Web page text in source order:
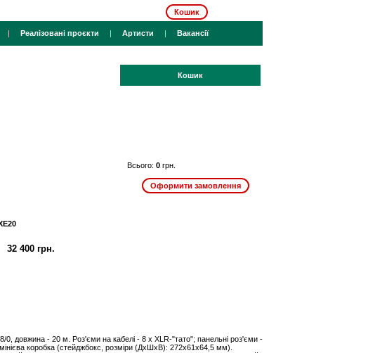
Кошик
| Реалізовані проєкти | Артисти | Вакансії
Кошик
Всього: 0 грн.
32 400 грн.
0, довжина - 20 м. Роз'єми на кабелі - 8 x XLR-"тато"; панельні роз'єми -
коробка (стейджбокс, розміри (ДxШxВ): 272x61x64,5 мм).